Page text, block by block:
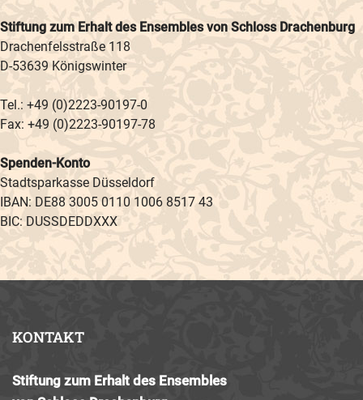
Stiftung zum Erhalt des Ensembles von Schloss Drachenburg
Drachenfelsstraße 118
D-53639 Königswinter
Tel.: +49 (0)2223-90197-0
Fax: +49 (0)2223-90197-78
Spenden-Konto
Stadtsparkasse Düsseldorf
IBAN: DE88 3005 0110 1006 8517 43
BIC: DUSSDEDDXXX
KONTAKT
Stiftung zum Erhalt des Ensembles